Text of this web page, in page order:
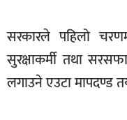
खेलकुद
मनोरञ्जन
सरकारले पहिलो
सुरक्षाकर्मी तथा
लगाउने एउटा मापदण्ड